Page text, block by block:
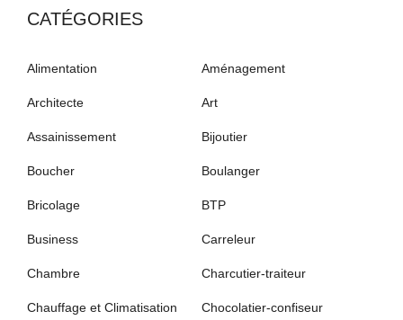
CATÉGORIES
Alimentation Aménagement
Architecte Art
Assainissement Bijoutier
Boucher Boulanger
Bricolage BTP
Business Carreleur
Chambre Charcutier-traiteur
Chauffage et Climatisation Chocolatier-confiseur